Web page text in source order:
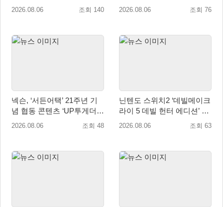
트’ 출시
2026.08.06 조회 140
유저 편의성 개선 및 사이드
2026.08.06 조회 76
넥슨, ‘서든어택’ 21주년 기
념 협동 콘텐츠 ‘UP투게더’
업데이트
2026.08.06 조회 48
닌텐도 스위치2 ‘데빌메이크
라이 5 데빌 헌터 에디션’ 패
키지 제품 8월 7일 예약판매
2026.08.06 조회 63